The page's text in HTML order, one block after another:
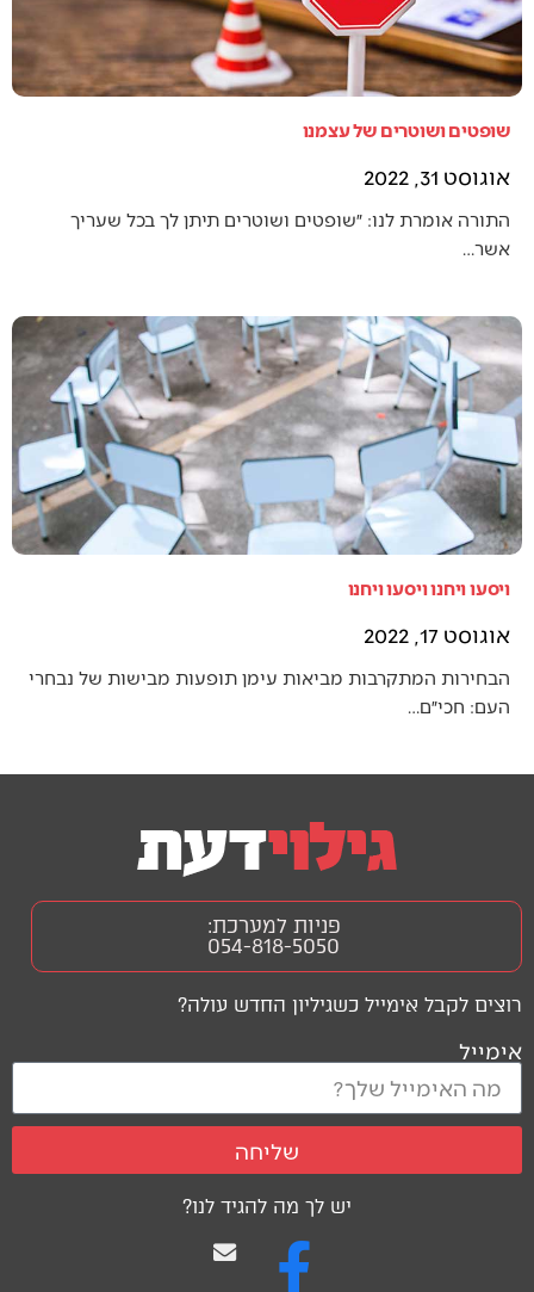
שופטים ושוטרים של עצמנו
אוגוסט 31, 2022
התורה אומרת לנו: ״שופטים ושוטרים תיתן לך בכל שעריך
אשר…
ויסעו ויחנו ויסעו ויחנו
אוגוסט 17, 2022
הבחירות המתקרבות מביאות עימן תופעות מבישות של נבחרי
העם: חכי״ם…
יש לך מה להגיד לנו?
רוצים לקבל אימייל כשגיליון החדש עולה?
אימייל
שליחה
פניות למערכת:
054-818-5050